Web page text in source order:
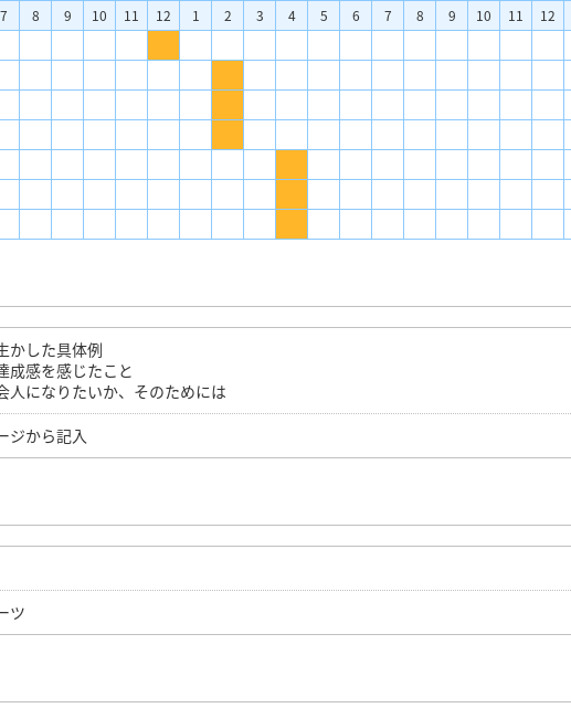
7 8 9 10 11 12 1 2 3 4 5 6 7 8 9 10 11 12
かした具体例
成感を感じたこと
人になりたいか、そのためには
ジから記入
ツ